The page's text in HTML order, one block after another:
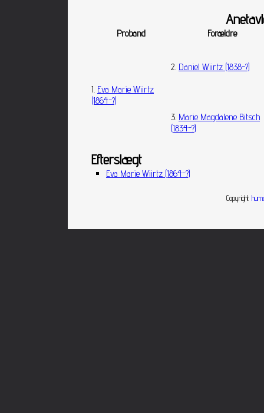
Proband Forældre
1. Eva Marie Wiirtz
(1864-?)
2. Daniel Wiirtz (1838-?)
3. Marie Magdalene Bitsch
(1834-?)
Efterslægt
Eva Marie Wiirtz (1864-?)
Copyright